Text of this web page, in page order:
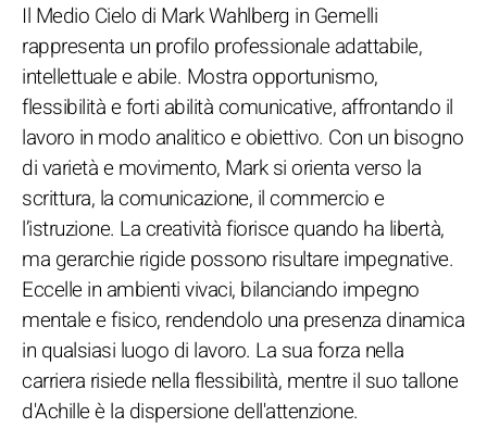
Il Medio Cielo di Mark Wahlberg in Gemelli
rappresenta un profilo professionale adattabile,
intellettuale e abile. Mostra opportunismo,
flessibilità e forti abilità comunicative, affrontando il
lavoro in modo analitico e obiettivo. Con un bisogno
di varietà e movimento, Mark si orienta verso la
scrittura, la comunicazione, il commercio e
l’istruzione. La creatività fiorisce quando ha libertà,
ma gerarchie rigide possono risultare impegnative.
Eccelle in ambienti vivaci, bilanciando impegno
mentale e fisico, rendendolo una presenza dinamica
in qualsiasi luogo di lavoro. La sua forza nella
carriera risiede nella flessibilità, mentre il suo tallone
d'Achille è la dispersione dell'attenzione.